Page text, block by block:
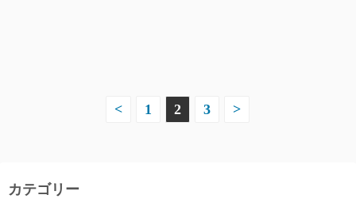
ペ
< 1 2 3 >
カテゴリー